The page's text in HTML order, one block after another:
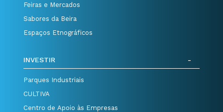
Feiras e Mercados
Sabores da Beira
Espaços Etnográficos
INVESTIR
Parques Industriais
CULTIVA
Centro de Apoio às Empresas